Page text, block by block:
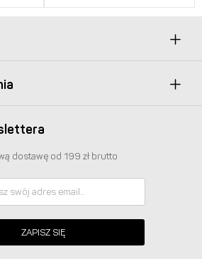
dostawę od 199 zł brutto
ZAPISZ SIĘ